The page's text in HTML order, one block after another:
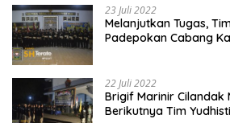
23 Juli 2022
Melanjutkan Tugas,
Padepokan Cabang
22 Juli 2022
Brigif Marinir Cilandak
Berikutnya Tim